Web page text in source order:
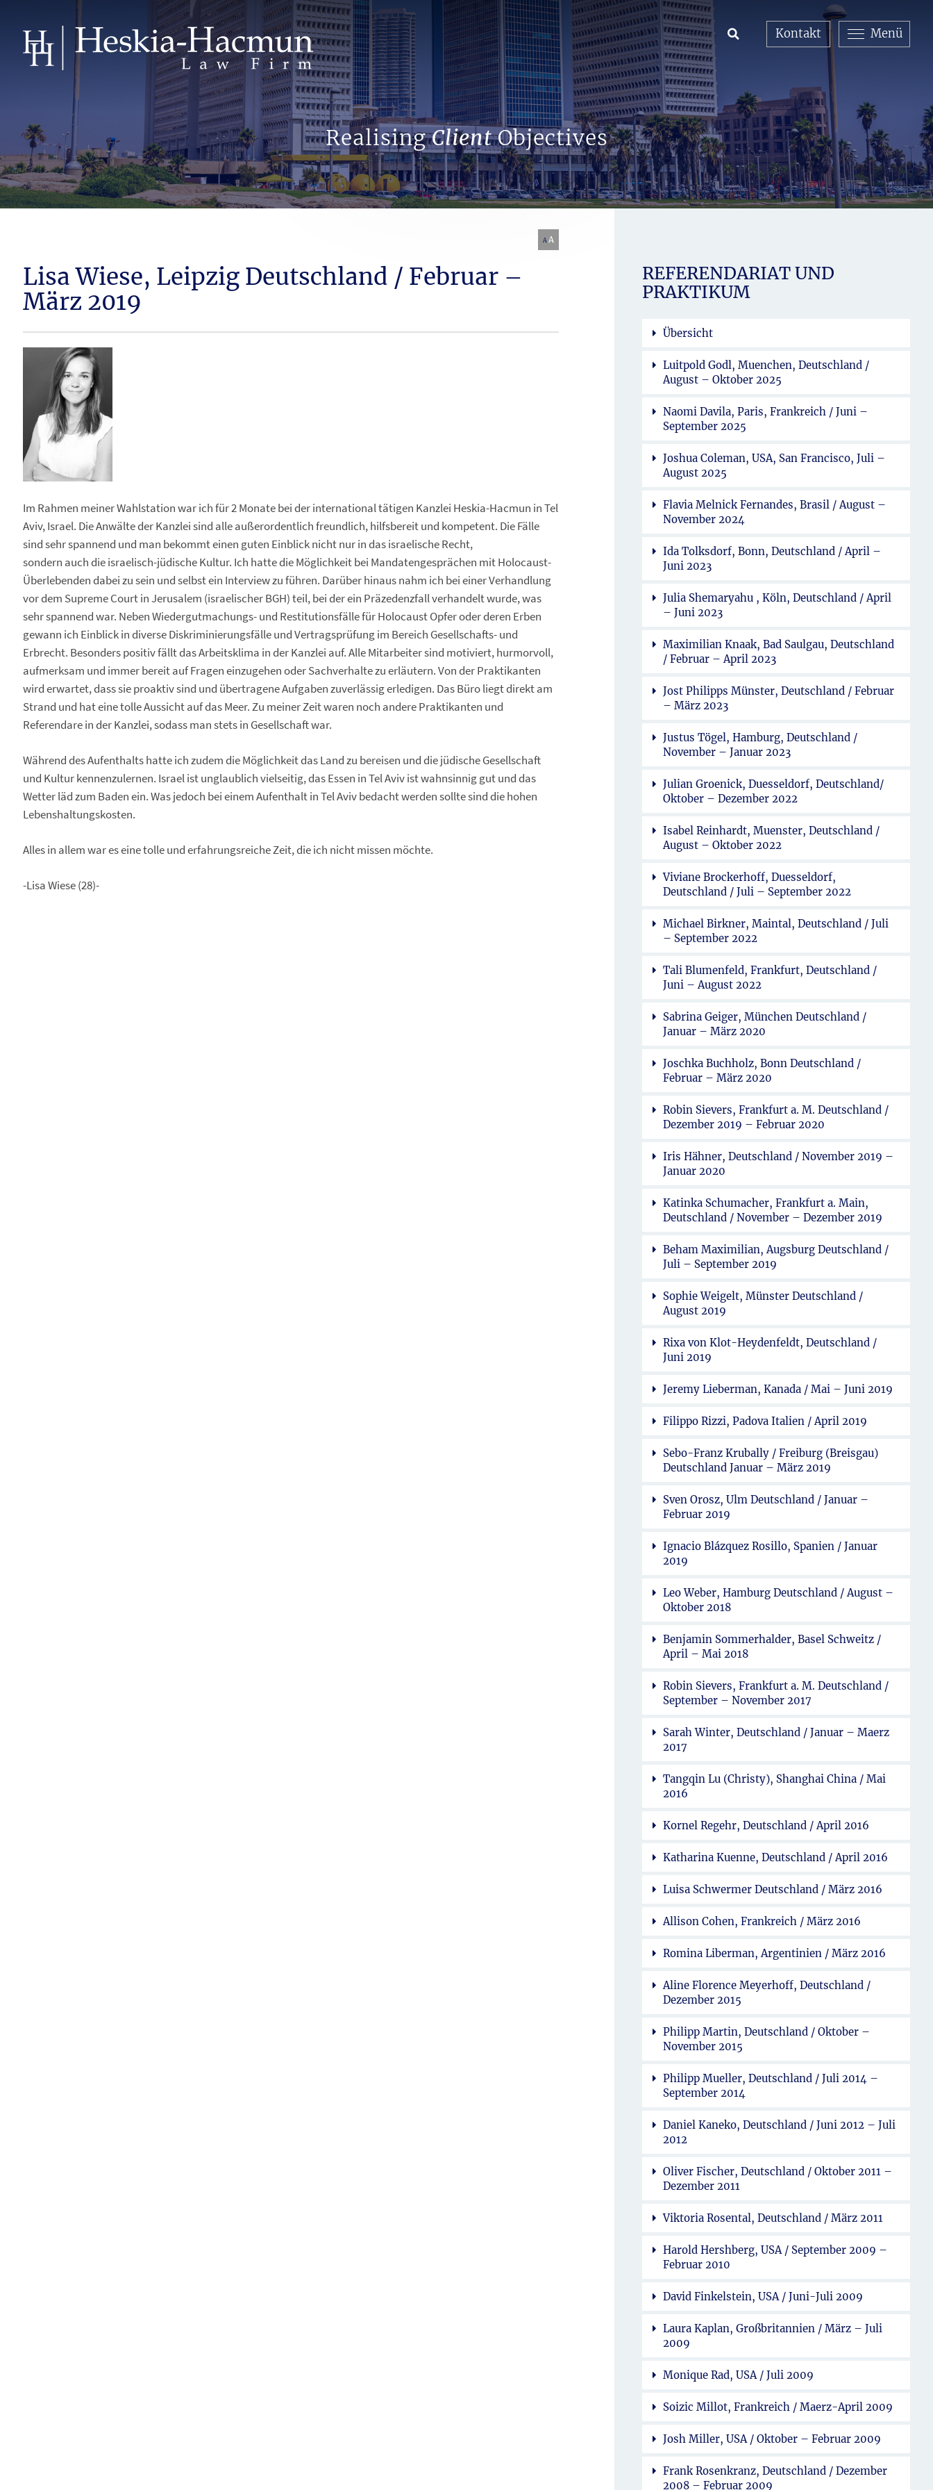
Menü
Kontakt
Open Search
Search Website
RealisingClientObjectives
A A
Lisa Wiese, Leipzig Deutschland / Februar –
März 2019
Im Rahmen meiner Wahlstation war ich für 2 Monate bei der international tätigen Kanzlei Heskia-Hacmun in Tel
Aviv, Israel. Die Anwälte der Kanzlei sind alle außerordentlich freundlich, hilfsbereit und kompetent. Die Fälle
sind sehr spannend und man bekommt einen guten Einblick nicht nur in das israelische Recht,
sondern auch die israelisch-jüdische Kultur. Ich hatte die Möglichkeit bei Mandatengesprächen mit Holocaust-
Überlebenden dabei zu sein und selbst ein Interview zu führen. Darüber hinaus nahm ich bei einer Verhandlung
vor dem Supreme Court in Jerusalem (israelischer BGH) teil, bei der ein Präzedenzfall verhandelt wurde, was
sehr spannend war. Neben Wiedergutmachungs- und Restitutionsfälle für Holocaust Opfer oder deren Erben
gewann ich Einblick in diverse Diskriminierungsfälle und Vertragsprüfung im Bereich Gesellschafts- und
Erbrecht. Besonders positiv fällt das Arbeitsklima in der Kanzlei auf. Alle Mitarbeiter sind motiviert, hurmorvoll,
aufmerksam und immer bereit auf Fragen einzugehen oder Sachverhalte zu erläutern. Von der Praktikanten
wird erwartet, dass sie proaktiv sind und übertragene Aufgaben zuverlässig erledigen. Das Büro liegt direkt am
Strand und hat eine tolle Aussicht auf das Meer. Zu meiner Zeit waren noch andere Praktikanten und
Referendare in der Kanzlei, sodass man stets in Gesellschaft war.
Während des Aufenthalts hatte ich zudem die Möglichkeit das Land zu bereisen und die jüdische Gesellschaft
und Kultur kennenzulernen. Israel ist unglaublich vielseitig, das Essen in Tel Aviv ist wahnsinnig gut und das
Wetter läd zum Baden ein. Was jedoch bei einem Aufenthalt in Tel Aviv bedacht werden sollte sind die hohen
Lebenshaltungskosten.
Alles in allem war es eine tolle und erfahrungsreiche Zeit, die ich nicht missen möchte.
-Lisa Wiese (28)-
REFERENDARIAT UND
PRAKTIKUM
Übersicht
Luitpold Godl, Muenchen, Deutschland /
August – Oktober 2025
Naomi Davila, Paris, Frankreich / Juni –
September 2025
Joshua Coleman, USA, San Francisco, Juli –
August 2025
Flavia Melnick Fernandes, Brasil / August –
November 2024
Ida Tolksdorf, Bonn, Deutschland / April –
Juni 2023
Julia Shemaryahu , Köln, Deutschland / April
– Juni 2023
Maximilian Knaak, Bad Saulgau, Deutschland
/ Februar – April 2023
Jost Philipps Münster, Deutschland / Februar
– März 2023
Justus Tögel, Hamburg, Deutschland /
November – Januar 2023
Julian Groenick, Duesseldorf, Deutschland/
Oktober – Dezember 2022
Isabel Reinhardt, Muenster, Deutschland /
August – Oktober 2022
Viviane Brockerhoff, Duesseldorf,
Deutschland / Juli – September 2022
Michael Birkner, Maintal, Deutschland / Juli
– September 2022
Tali Blumenfeld, Frankfurt, Deutschland /
Juni – August 2022
Sabrina Geiger, München Deutschland /
Januar – März 2020
Joschka Buchholz, Bonn Deutschland /
Februar – März 2020
Robin Sievers, Frankfurt a. M. Deutschland /
Dezember 2019 – Februar 2020
Iris Hähner, Deutschland / November 2019 –
Januar 2020
Katinka Schumacher, Frankfurt a. Main,
Deutschland / November – Dezember 2019
Beham Maximilian, Augsburg Deutschland /
Juli – September 2019
Sophie Weigelt, Münster Deutschland /
August 2019
Rixa von Klot-Heydenfeldt, Deutschland /
Juni 2019
Jeremy Lieberman, Kanada / Mai – Juni 2019
Filippo Rizzi, Padova Italien / April 2019
Sebo-Franz Krubally / Freiburg (Breisgau)
Deutschland Januar – März 2019
Sven Orosz, Ulm Deutschland / Januar –
Februar 2019
Ignacio Blázquez Rosillo, Spanien / Januar
2019
Leo Weber, Hamburg Deutschland / August –
Oktober 2018
Benjamin Sommerhalder, Basel Schweitz /
April – Mai 2018
Robin Sievers, Frankfurt a. M. Deutschland /
September – November 2017
Sarah Winter, Deutschland / Januar – Maerz
2017
Tangqin Lu (Christy), Shanghai China / Mai
2016
Kornel Regehr, Deutschland / April 2016
Katharina Kuenne, Deutschland / April 2016
Luisa Schwermer Deutschland / März 2016
Allison Cohen, Frankreich / März 2016
Romina Liberman, Argentinien / März 2016
Aline Florence Meyerhoff, Deutschland /
Dezember 2015
Philipp Martin, Deutschland / Oktober –
November 2015
Philipp Mueller, Deutschland / Juli 2014 –
September 2014
Daniel Kaneko, Deutschland / Juni 2012 – Juli
2012
Oliver Fischer, Deutschland / Oktober 2011 –
Dezember 2011
Viktoria Rosental, Deutschland / März 2011
Harold Hershberg, USA / September 2009 –
Februar 2010
David Finkelstein, USA / Juni-Juli 2009
Laura Kaplan, Großbritannien / März – Juli
2009
Monique Rad, USA / Juli 2009
Soizic Millot, Frankreich / Maerz-April 2009
Josh Miller, USA / Oktober – Februar 2009
Frank Rosenkranz, Deutschland / Dezember
2008 – Februar 2009